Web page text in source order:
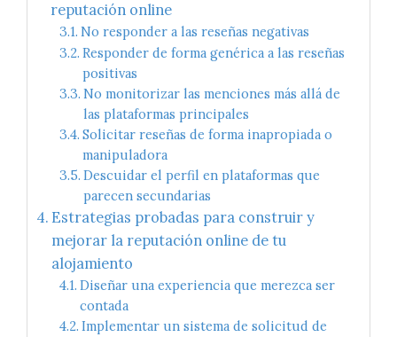
reputación online
No responder a las reseñas negativas
Responder de forma genérica a las reseñas
positivas
No monitorizar las menciones más allá de
las plataformas principales
Solicitar reseñas de forma inapropiada o
manipuladora
Descuidar el perfil en plataformas que
parecen secundarias
Estrategias probadas para construir y
mejorar la reputación online de tu
alojamiento
Diseñar una experiencia que merezca ser
contada
Implementar un sistema de solicitud de